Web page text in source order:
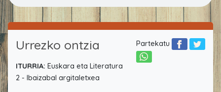
Partekatu
Urrezko ontzia
ITURRIA: Euskara eta Literatura
2 - Ibaizabal argitaletxea